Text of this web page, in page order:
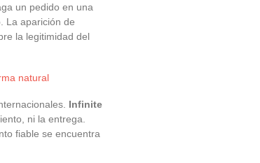
un pedido en una
La aparición de
la legitimidad del
natural
Infinite
ni la entrega.
fiable se encuentra